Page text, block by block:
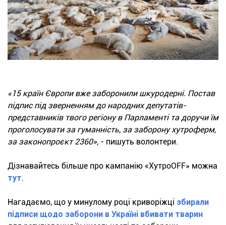
«15 країн Європи вже заборонили шкуродерні. Постав
підпис під зверненням до народних депутатів-
представників твого регіону в Парламенті та доручи їм
проголосувати за гуманність, за заборону хутроферм,
за законопроєкт 2360», - пишуть волонтери.
Дізнавайтесь більше про кампанію «ХутроOFF» можна
тут.
Нагадаємо, що у минулому році криворіжці збирали
підписи щодо заборони в Україні вбивати тварин